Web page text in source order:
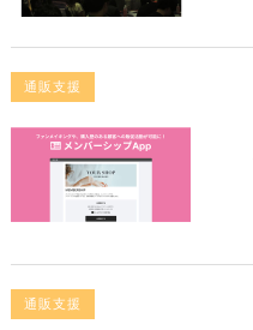
通販支援
通販支援